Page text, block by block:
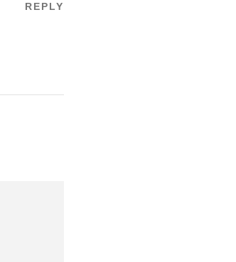
REPLY